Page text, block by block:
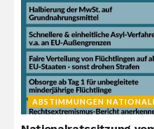
ABSTIMMUNGEN